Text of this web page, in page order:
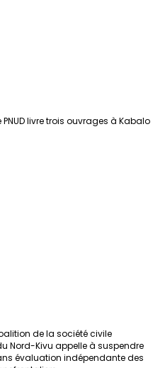
livre trois ouvrages à Kabalo
de la société civile
Nord-Kivu appelle à suspendre
évaluation indépendante des